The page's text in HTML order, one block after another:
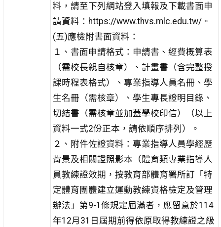
料，請至下列網站登入填報及下載書面申
請資料：https://www.thvs.mlc.edu.tw/。
(五)應檢附書面資料：
１、書面申請格式：申請書、經費概算表
（需校長親自核章）、計畫書（含完整授
課時程表格式）、專業指導人員名冊、學
生名冊（需核章）、學生專長證明目錄、
切結書（需核章並加蓋學校印信）（以上
資料一式2份正本，請依順序排列）。
２、附件佐證資料：專業指導人員學經歷
背景及相關證照影本（體育類專業指導人
員教練證效期，按教育部體育署所訂「特
定體育團體建立運動教練資格檢定及管理
辦法」第9-1條規定屆滿者，應留意於114
年12月31日屆期前得依原取得教練證之級